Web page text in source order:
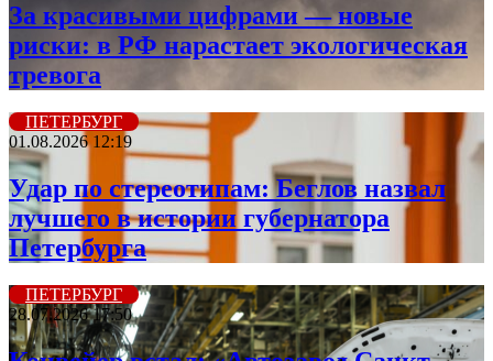
За красивыми цифрами — новые
риски: в РФ нарастает экологическая
тревога
ПЕТЕРБУРГ
01.08.2026 12:19
Удар по стереотипам: Беглов назвал
лучшего в истории губернатора
Петербурга
ПЕТЕРБУРГ
28.07.2026 17:50